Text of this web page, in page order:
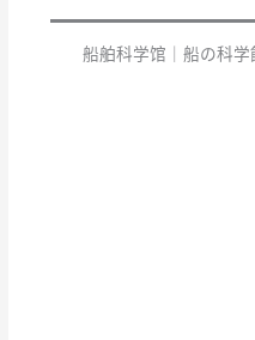
船舶科学馆｜船の科